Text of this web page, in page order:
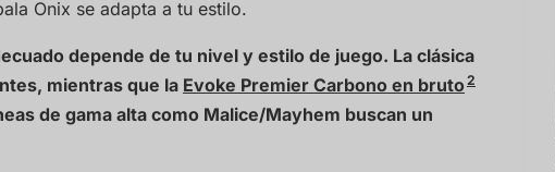
Onix se adapta a tu estilo.
depende de tu nivel y estilo de juego. La clásica
mientras que la Evoke Premier Carbono en bruto 2
de gama alta como Malice/Mayhem buscan un